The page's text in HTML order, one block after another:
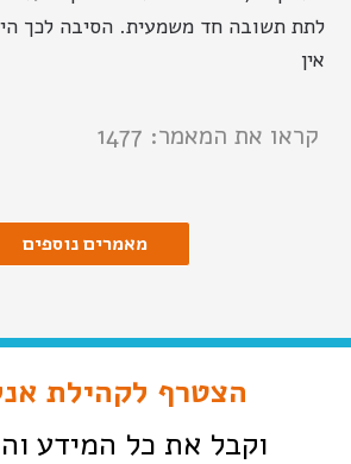
לתת תשובה חד משמעית. הסיבה לכך
אין
קראו את המאמר: 1477
מאמרים נוספים
הצטרף לקהילת
וקבל את כל המידע